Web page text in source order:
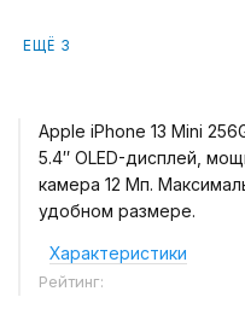
ЕЩЁ 3
Apple iPhone 13 Mini
5.4″ OLED-дисплей,
камера 12 Мп.
удобном размере.
Характеристики
Рейтинг: